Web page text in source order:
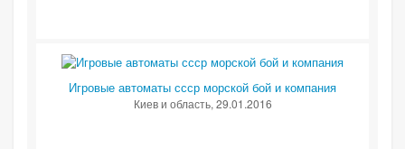
Игровые автоматы ссср морской бой и компания
Киев и область, 29.01.2016